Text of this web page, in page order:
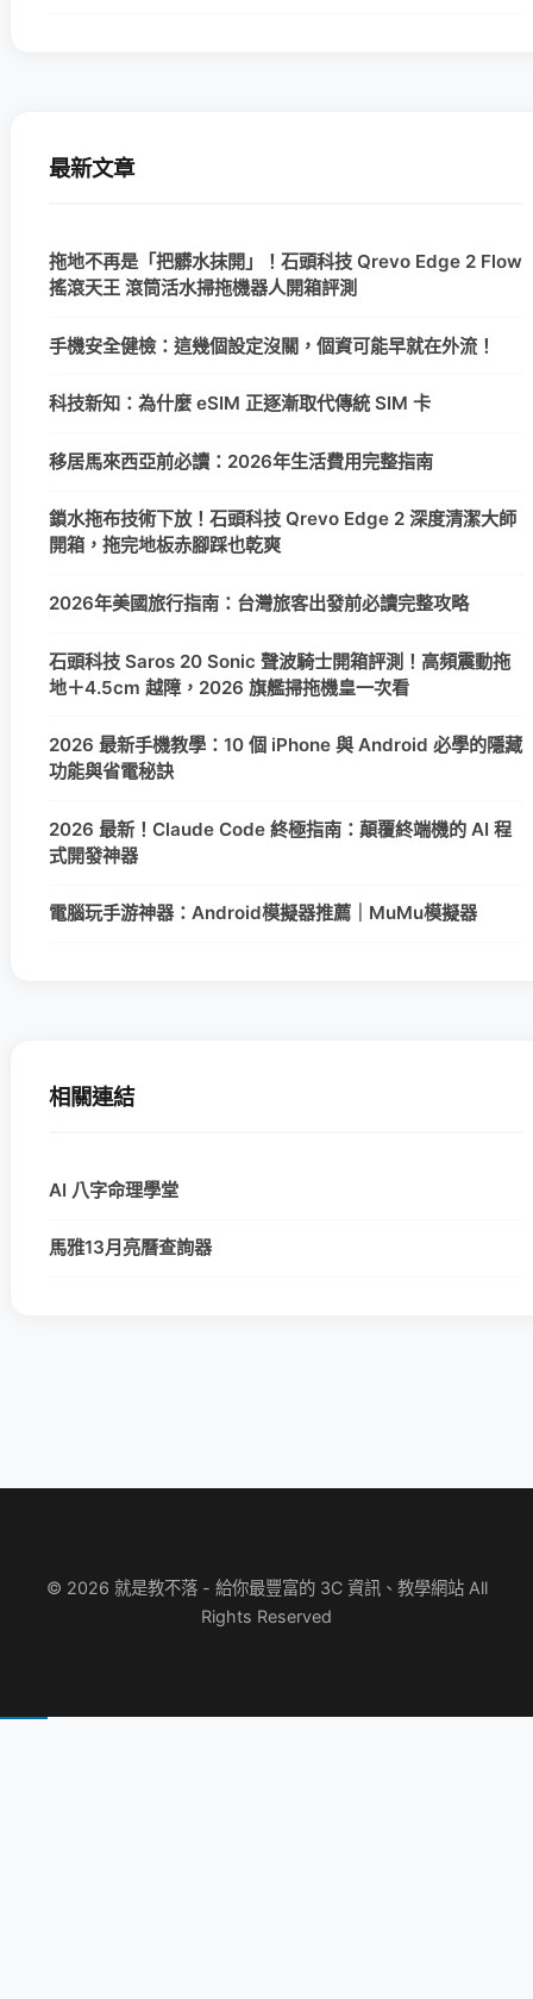
最新文章
拖地不再是「把髒水抹開」！石頭科技 Qrevo Edge 2 Flow
搖滾天王 滾筒活水掃拖機器人開箱評測
手機安全健檢：這幾個設定沒關，個資可能早就在外流！
科技新知：為什麼 eSIM 正逐漸取代傳統 SIM 卡
移居馬來西亞前必讀：2026年生活費用完整指南
鎖水拖布技術下放！石頭科技 Qrevo Edge 2 深度清潔大師
開箱，拖完地板赤腳踩也乾爽
2026年美國旅行指南：台灣旅客出發前必讀完整攻略
石頭科技 Saros 20 Sonic 聲波騎士開箱評測！高頻震動拖
地＋4.5cm 越障，2026 旗艦掃拖機皇一次看
2026 最新手機教學：10 個 iPhone 與 Android 必學的隱藏
功能與省電秘訣
2026 最新！Claude Code 終極指南：顛覆終端機的 AI 程
式開發神器
電腦玩手游神器：Android模擬器推薦｜MuMu模擬器
相關連結
AI 八字命理學堂
馬雅13月亮曆查詢器
© 2026 就是教不落 - 給你最豐富的 3C 資訊、教學網站 All
Rights Reserved